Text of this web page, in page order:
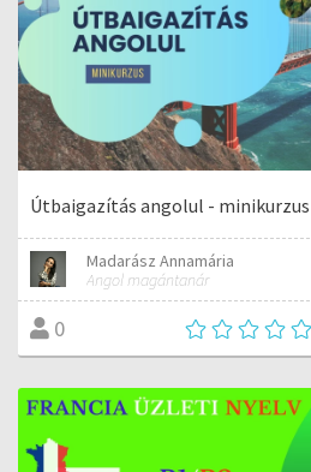
Útbaigazítás angolul - minikurzus
Madarász Annamária
Angol magántanár
0